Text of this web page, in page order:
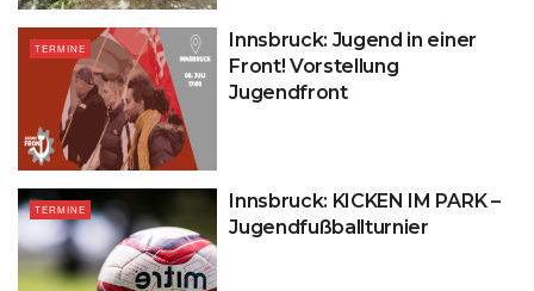
TERMINE
Innsbruck: Jugend in einer
Front! Vorstellung
Jugendfront
TERMINE
Innsbruck: KICKEN IM PARK –
Jugendfußballturnier